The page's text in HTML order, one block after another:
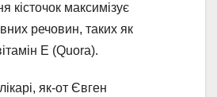
кісточок максимізує
речовин, таких як
Е (Quora).
як-от Євген